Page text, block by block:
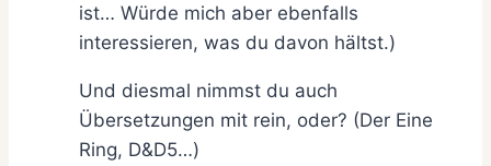
ist… Würde mich aber ebenfalls
interessieren, was du davon hältst.)
Und diesmal nimmst du auch
Übersetzungen mit rein, oder? (Der Eine
Ring, D&D5…)